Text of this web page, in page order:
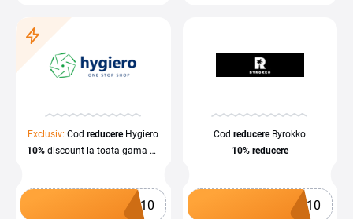
Exclusiv:CodreducereHygiero
10%discount la toata gama de
I10
CodreducereByrokko
10% reducere
O10